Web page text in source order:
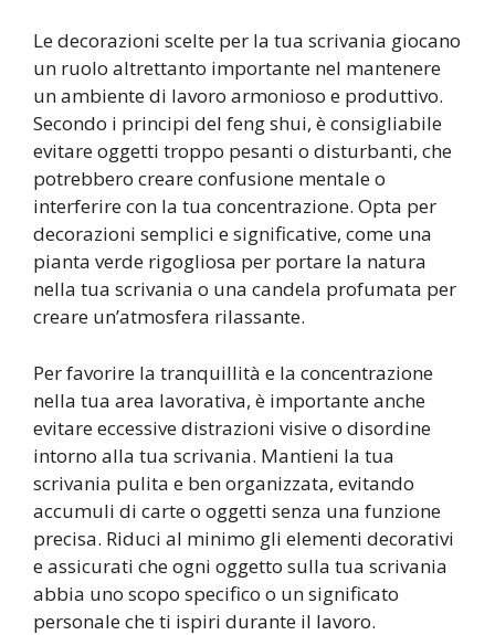
Le decorazioni scelte per la tua scrivania giocano
un ruolo altrettanto importante nel mantenere
un ambiente di lavoro armonioso e produttivo.
Secondo i principi del feng shui, è consigliabile
evitare oggetti troppo pesanti o disturbanti, che
potrebbero creare confusione mentale o
interferire con la tua concentrazione. Opta per
decorazioni semplici e significative, come una
pianta verde rigogliosa per portare la natura
nella tua scrivania o una candela profumata per
creare un’atmosfera rilassante.
Per favorire la tranquillità e la concentrazione
nella tua area lavorativa, è importante anche
evitare eccessive distrazioni visive o disordine
intorno alla tua scrivania. Mantieni la tua
scrivania pulita e ben organizzata, evitando
accumuli di carte o oggetti senza una funzione
precisa. Riduci al minimo gli elementi decorativi
e assicurati che ogni oggetto sulla tua scrivania
abbia uno scopo specifico o un significato
personale che ti ispiri durante il lavoro.